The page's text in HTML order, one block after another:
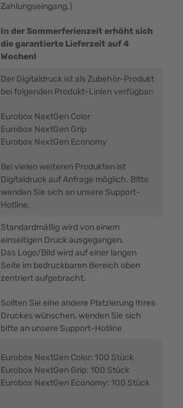
Zahlungseingang.)
In der Sommerferienzeit erhöht sich
die garantierte Lieferzeit auf 4
Wochen!
Der Digitaldruck ist als Zubehör-Produkt
bei folgenden Produkt-Linien verfügbar:
Eurobox NextGen Color
Eurobox NextGen Grip
Eurobox NextGen Economy
Bei vielen weiteren Produkten ist
Digitaldruck auf Anfrage möglich. Bitte
wenden Sie sich an unsere Support-
Hotline.
Standardmäßig wird von einem
einseitigen Druck ausgegangen.
Das Logo/Bild wird auf einer langen
Seite im bedruckbaren Bereich oben
zentriert aufgebracht.
Sollten Sie eine andere Platzierung Ihres
Druckes wünschen, wenden Sie sich
bitte an unsere Support-Hotline
Eurobox NextGen Color: 100 Stück
Eurobox NextGen Grip: 100 Stück
Eurobox NextGen Economy: 100 Stück